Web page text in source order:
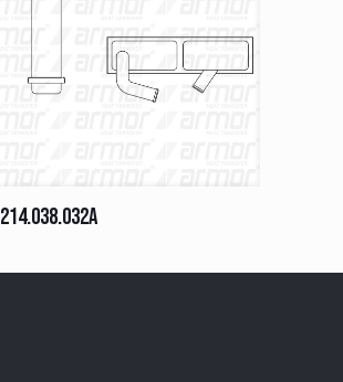
214.038.032A